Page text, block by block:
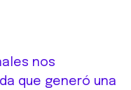
nos
que generó una